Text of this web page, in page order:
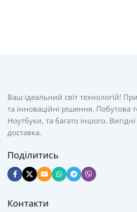
Ваш ідеальний світ технологій!
та інноваційні рішення. Побутова
Ноутбуки, та багато іншого.
доставка.
Поділитись
Контакти